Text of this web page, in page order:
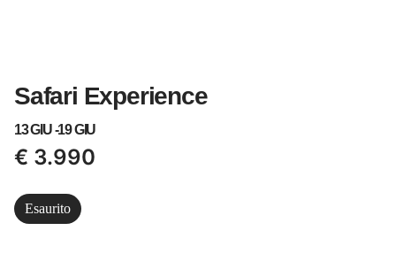
Safari Experience
13 GIU -19 GIU
€ 3.990
Esaurito